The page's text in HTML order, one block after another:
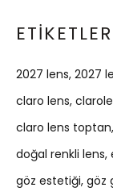
ETIKETLER
2027 lens 2027
claro lens
claro lens toptan
doğal renkli lens
göz estetiği göz